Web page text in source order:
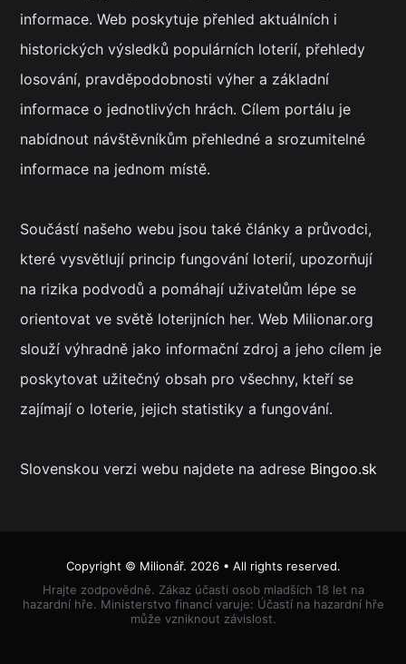
informace. Web poskytuje přehled aktuálních i
historických výsledků populárních loterií, přehledy
losování, pravděpodobnosti výher a základní
informace o jednotlivých hrách. Cílem portálu je
nabídnout návštěvníkům přehledné a srozumitelné
informace na jednom místě.
Součástí našeho webu jsou také články a průvodci,
které vysvětlují princip fungování loterií, upozorňují
na rizika podvodů a pomáhají uživatelům lépe se
orientovat ve světě loterijních her. Web Milionar.org
slouží výhradně jako informační zdroj a jeho cílem je
poskytovat užitečný obsah pro všechny, kteří se
zajímají o loterie, jejich statistiky a fungování.
Slovenskou verzi webu najdete na adrese Bingoo.sk
Copyright © Milionář. 2026 • All rights reserved.
Hrajte zodpovědně. Zákaz účasti osob mladších 18 let na
hazardní hře. Ministerstvo financí varuje: Účastí na hazardní hře
může vzniknout závislost.